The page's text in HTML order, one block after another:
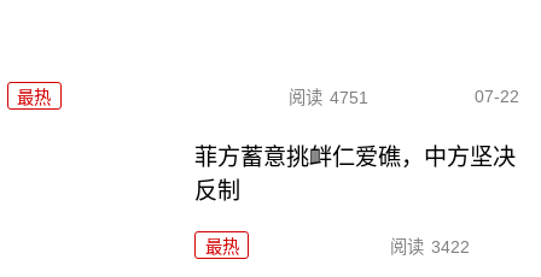
最热 阅读 4751 07-22
菲方蓄意挑衅仁爱礁，中方坚决
反制
最热 阅读 3422